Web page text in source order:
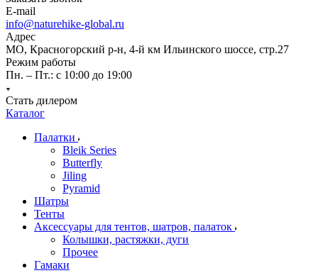
E-mail
info@naturehike-global.ru
Адрес
МО, Красногорский р-н, 4-й км Ильинского шоссе, стр.27
Режим работы
Пн. – Пт.: с 10:00 до 19:00
Стать дилером
Каталог
Палатки
Bleik Series
Butterfly
Jiling
Pyramid
Шатры
Тенты
Аксессуары для тентов, шатров, палаток
Колышки, растяжки, дуги
Прочее
Гамаки